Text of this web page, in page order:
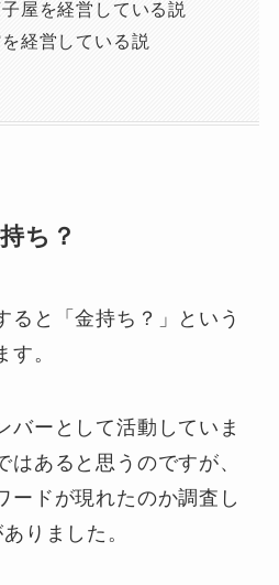
屋を経営している説
経営している説
ち？
ると「金持ち？」という
。
バーとして活動していま
あると思うのですが、
ードが現れたのか調査し
りました。